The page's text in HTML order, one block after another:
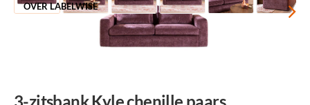
OVER LABELWISE